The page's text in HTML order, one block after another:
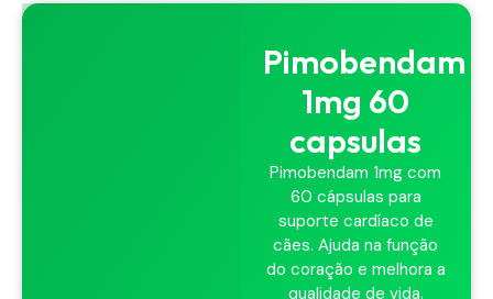
Pimobendam
1mg 60
capsulas
Pimobendam 1mg com
60 cápsulas para
suporte cardíaco de
cães. Ajuda na função
do coração e melhora a
qualidade de vida.